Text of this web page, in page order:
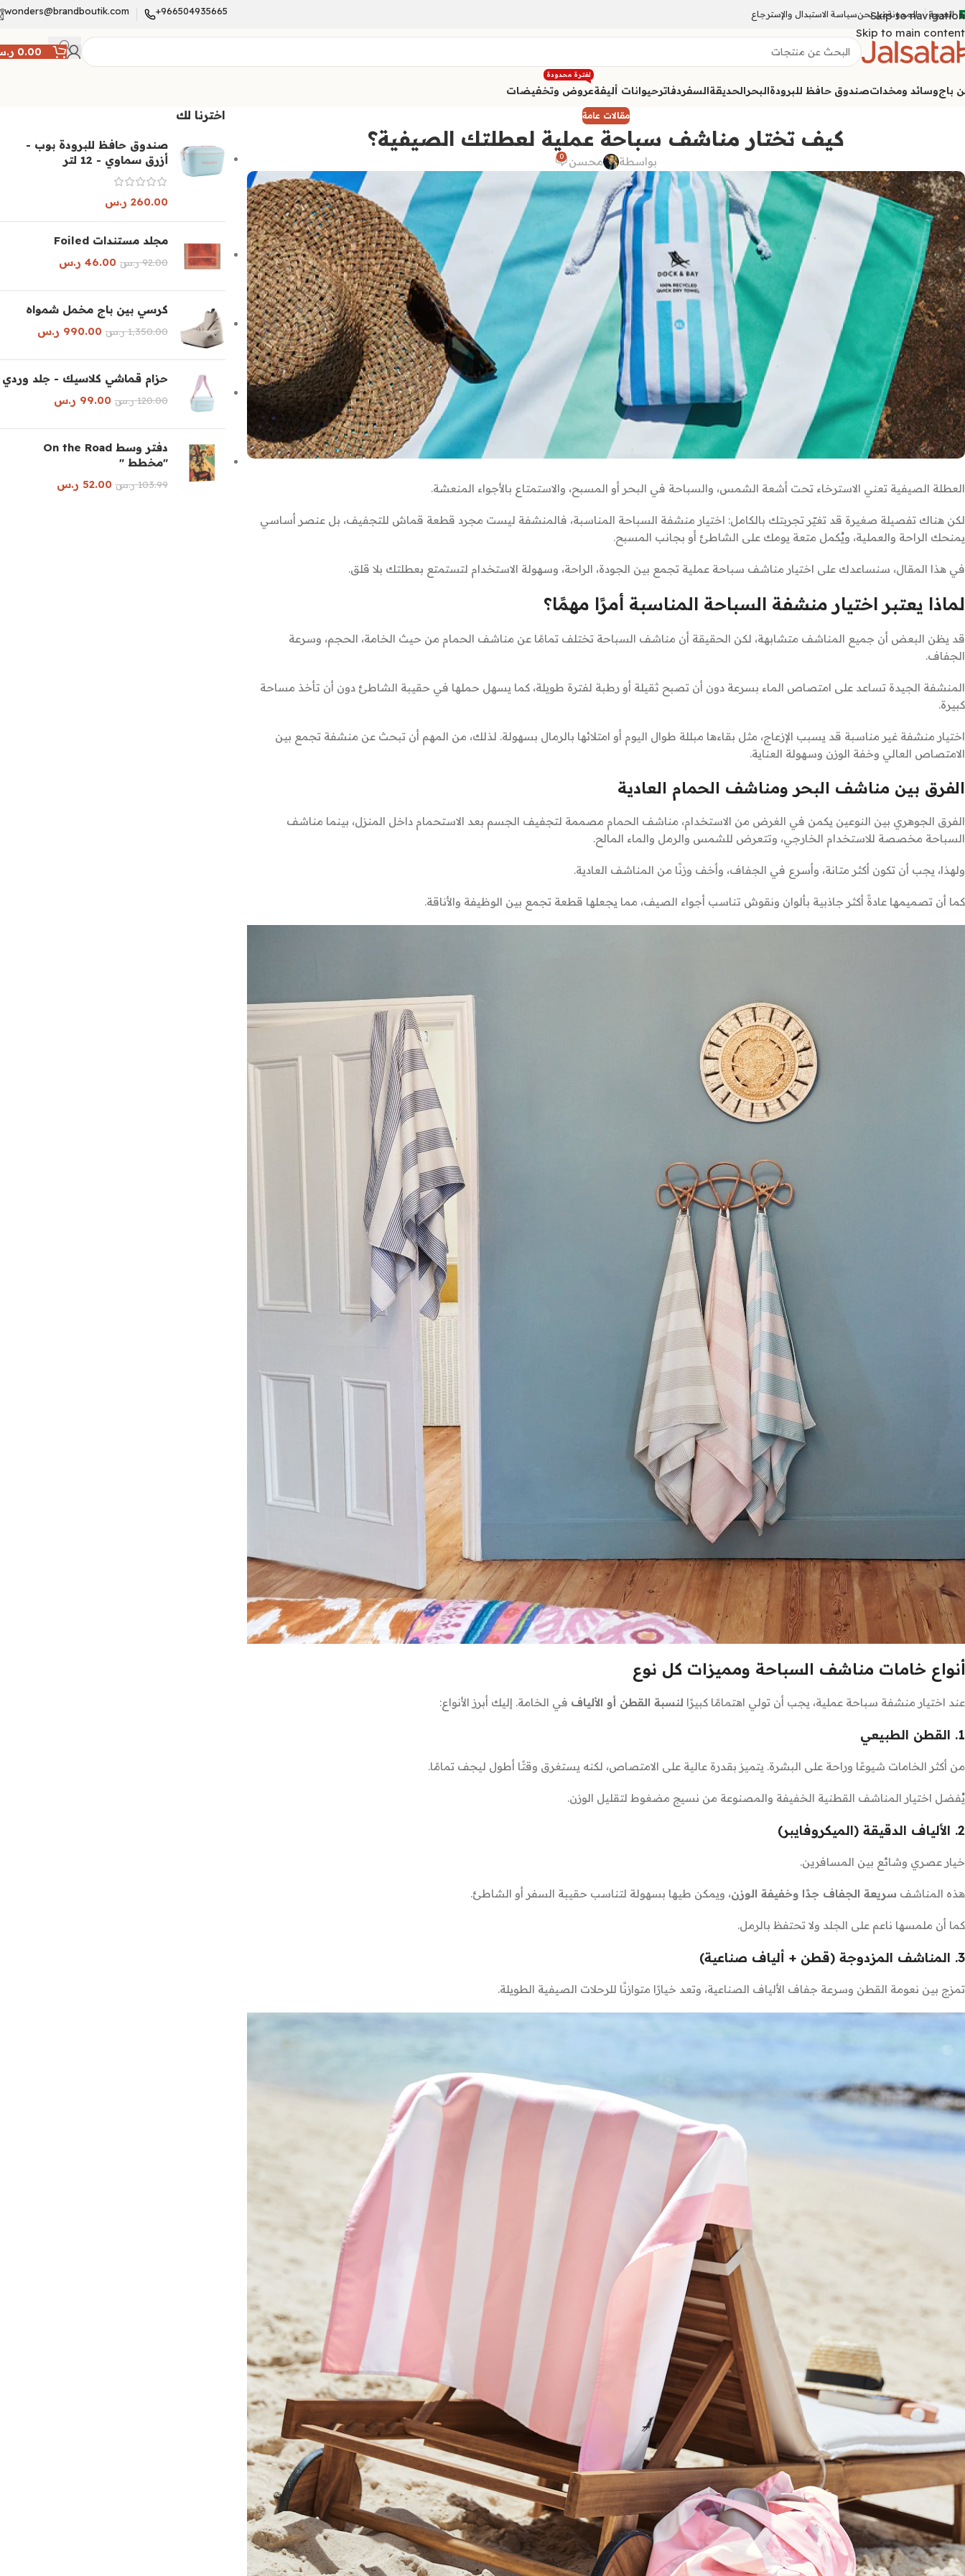
Skip to navigation
Skip to main content
العربية المدونةمن نحنسياسة الاستبدال والإسترجاع 966504935665+
wonders@brandboutik.com
0.00
باجوسائد ومخداتصندوق حافظ للبرودةالبحرالحديقةالسفردفاترحيوانات أليفةعروض وتخفيضات
لفترة محدودة
مقالات عامة
كيف تختار مناشف سباحة عملية لعطلتك الصيفية؟
بواسطة محسن 0
العطلة الصيفية تعني الاسترخاء تحت أشعة الشمس، والسباحة في البحر أو المسبح، والاستمتاع بالأجواء المنعشة.
لكن هناك تفصيلة صغيرة قد تغيّر تجربتك بالكامل: اختيار منشفة السباحة المناسبة، فالمنشفة ليست مجرد قطعة قماش للتجفيف، بل عنصر أساسي
يمنحك الراحة والعملية، ويُكمل متعة يومك على الشاطئ أو بجانب المسبح.
في هذا المقال، سنساعدك على اختيار مناشف سباحة عملية تجمع بين الجودة، الراحة، وسهولة الاستخدام لتستمتع بعطلتك بلا قلق.
لماذا يعتبر اختيار منشفة السباحة المناسبة أمرًا مهمًا؟
قد يظن البعض أن جميع المناشف متشابهة، لكن الحقيقة أن مناشف السباحة تختلف تمامًا عن مناشف الحمام من حيث الخامة، الحجم، وسرعة
الجفاف.
المنشفة الجيدة تساعد على امتصاص الماء بسرعة دون أن تصبح ثقيلة أو رطبة لفترة طويلة، كما يسهل حملها في حقيبة الشاطئ دون أن تأخذ مساحة
كبيرة.
اختيار منشفة غير مناسبة قد يسبب الإزعاج، مثل بقاءها مبللة طوال اليوم أو امتلائها بالرمال بسهولة. لذلك، من المهم أن تبحث عن منشفة تجمع بين
الامتصاص العالي وخفة الوزن وسهولة العناية.
الفرق بين مناشف البحر ومناشف الحمام العادية
الفرق الجوهري بين النوعين يكمن في الغرض من الاستخدام، مناشف الحمام مصممة لتجفيف الجسم بعد الاستحمام داخل المنزل، بينما مناشف
السباحة مخصصة للاستخدام الخارجي، وتتعرض للشمس والرمل والماء المالح.
ولهذا، يجب أن تكون أكثر متانة، وأسرع في الجفاف، وأخف وزنًا من المناشف العادية.
كما أن تصميمها عادةً أكثر جاذبية بألوان ونقوش تناسب أجواء الصيف، مما يجعلها قطعة تجمع بين الوظيفة والأناقة.
أنواع خامات مناشف السباحة ومميزات كل نوع
عند اختيار منشفة سباحة عملية، يجب أن تولي اهتمامًا كبيرًا لنسبة القطن أو الألياف في الخامة. إليك أبرز الأنواع:
1. القطن الطبيعي
من أكثر الخامات شيوعًا وراحة على البشرة. يتميز بقدرة عالية على الامتصاص، لكنه يستغرق وقتًا أطول ليجف تمامًا.
يُفضل اختيار المناشف القطنية الخفيفة والمصنوعة من نسيج مضغوط لتقليل الوزن.
2. الألياف الدقيقة (الميكروفايبر)
خيار عصري وشائع بين المسافرين.
هذه المناشف سريعة الجفاف جدًا وخفيفة الوزن، ويمكن طيها بسهولة لتناسب حقيبة السفر أو الشاطئ.
كما أن ملمسها ناعم على الجلد ولا تحتفظ بالرمل.
3. المناشف المزدوجة (قطن + ألياف صناعية)
تمزج بين نعومة القطن وسرعة جفاف الألياف الصناعية، وتعد خيارًا متوازنًا للرحلات الصيفية الطويلة.
اخترنا لك
صندوق حافظ للبرودة بوب -
أزرق سماوي - 12 لتر
260.00 ر.س
مجلد مستندات Foiled
92.00 ر.س 46.00 ر.س
كرسي بين باج مخمل شمواه
1,350.00 ر.س 990.00 ر.س
حزام قماشي كلاسيك - جلد وردي
120.00 ر.س 99.00 ر.س
دفتر وسط On the Road
"مخطط "
103.99 ر.س 52.00 ر.س